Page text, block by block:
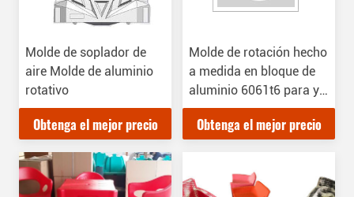
Molde de soplador de
aire Molde de aluminio
rotativo
Obtenga el mejor precio
Molde de rotación hecho
a medida en bloque de
aluminio 6061t6 para y
fabricación
personalizada
Obtenga el mejor precio